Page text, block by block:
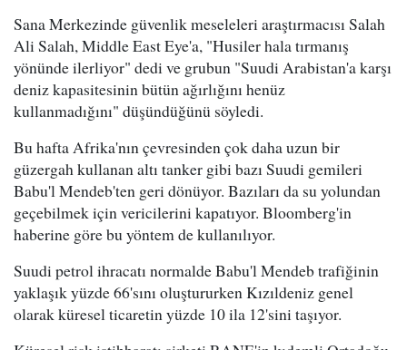
Sana Merkezinde güvenlik meseleleri araştırmacısı Salah
Ali Salah, Middle East Eye'a, "Husiler hala tırmanış
yönünde ilerliyor" dedi ve grubun "Suudi Arabistan'a karşı
deniz kapasitesinin bütün ağırlığını henüz
kullanmadığını" düşündüğünü söyledi.
Bu hafta Afrika'nın çevresinden çok daha uzun bir
güzergah kullanan altı tanker gibi bazı Suudi gemileri
Babu'l Mendeb'ten geri dönüyor. Bazıları da su yolundan
geçebilmek için vericilerini kapatıyor. Bloomberg'in
haberine göre bu yöntem de kullanılıyor.
Suudi petrol ihracatı normalde Babu'l Mendeb trafiğinin
yaklaşık yüzde 66'sını oluştururken Kızıldeniz genel
olarak küresel ticaretin yüzde 10 ila 12'sini taşıyor.